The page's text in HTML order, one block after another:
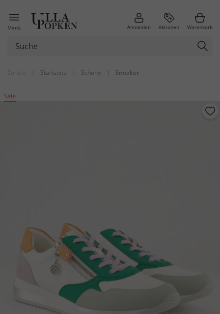
Menü Anmelden Aktionen Warenkorb
| Startseite | Schuhe | Sneaker
Sale